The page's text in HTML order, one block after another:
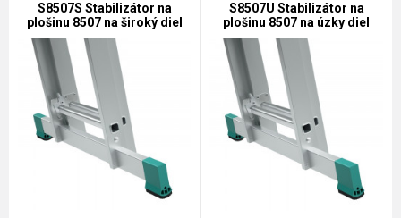
S8507S Stabilizátor na
plošinu 8507 na široký diel
S8507U Stabilizátor na
plošinu 8507 na úzky diel